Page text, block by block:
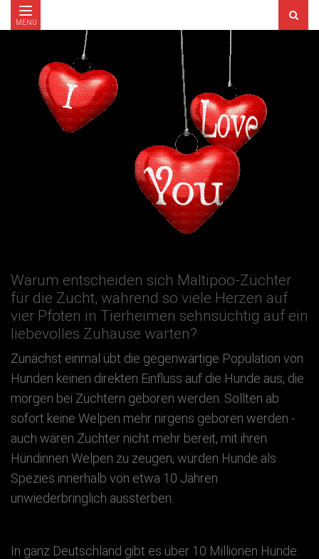
MENU
Warum entscheiden sich Maltipoo-Züchter
für die Zucht, während so viele Herzen auf
vier Pfoten in Tierheimen sehnsüchtig auf ein
liebevolles Zuhause warten?
Zunächst einmal übt die gegenwärtige Population von
Hunden keinen direkten Einfluss auf die Hunde aus, die
morgen bei Züchtern geboren werden. Sollten ab
sofort keine Welpen mehr nirgens geboren werden -
auch wären Züchter nicht mehr bereit, mit ihren
Hündinnen Welpen zu zeugen, würden Hunde als
Spezies innerhalb von etwa 10 Jahren
unwiederbringlich aussterben.
In ganz Deutschland gibt es über 10 Millionen Hunde.